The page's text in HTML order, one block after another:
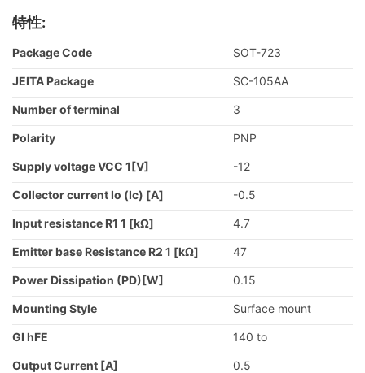
特性:
Package Code SOT-723
JEITA Package SC-105AA
Number of terminal 3
Polarity PNP
Supply voltage VCC 1[V] -12
Collector current Io (Ic) [A] -0.5
Input resistance R1 1 [kΩ] 4.7
Emitter base Resistance R2 1 [kΩ] 47
Power Dissipation (PD)[W] 0.15
Mounting Style Surface mount
GI hFE 140 to
Output Current [A] 0.5